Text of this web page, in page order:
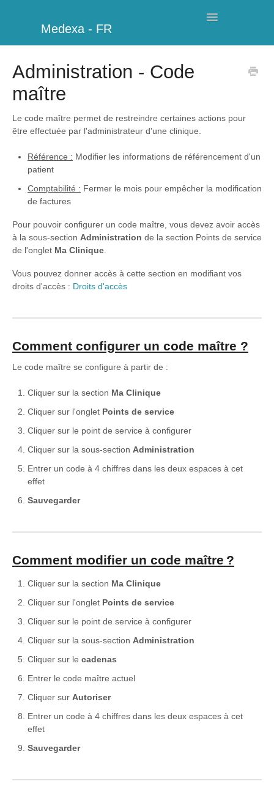
Medexa - FR
Toggle
Facturation
Mon compte
Administration - Code
maître
Le code maître permet de restreindre certaines actions pour
être effectuée par l'administrateur d'une clinique.
Référence : Modifier les informations de référencement d'un
patient
Comptabilité : Fermer le mois pour empêcher la modification
de factures
Pour pouvoir configurer un code maître, vous devez avoir accès
à la sous-section Administration de la section Points de service
de l'onglet Ma Clinique.
Vous pouvez donner accès à cette section en modifiant vos
droits d'accès : Droits d'accès
Comment configurer un code maître ?
Le code maître se configure à partir de :
Cliquer sur la section Ma Clinique
Cliquer sur l'onglet Points de service
Cliquer sur le point de service à configurer
Cliquer sur la sous-section Administration
Entrer un code à 4 chiffres dans les deux espaces à cet
effet
Sauvegarder
Comment modifier un code maître ?
Cliquer sur la section Ma Clinique
Cliquer sur l'onglet Points de service
Cliquer sur le point de service à configurer
Cliquer sur la sous-section Administration
Cliquer sur le cadenas
Entrer le code maître actuel
Cliquer sur Autoriser
Entrer un code à 4 chiffres dans les deux espaces à cet
effet
Sauvegarder